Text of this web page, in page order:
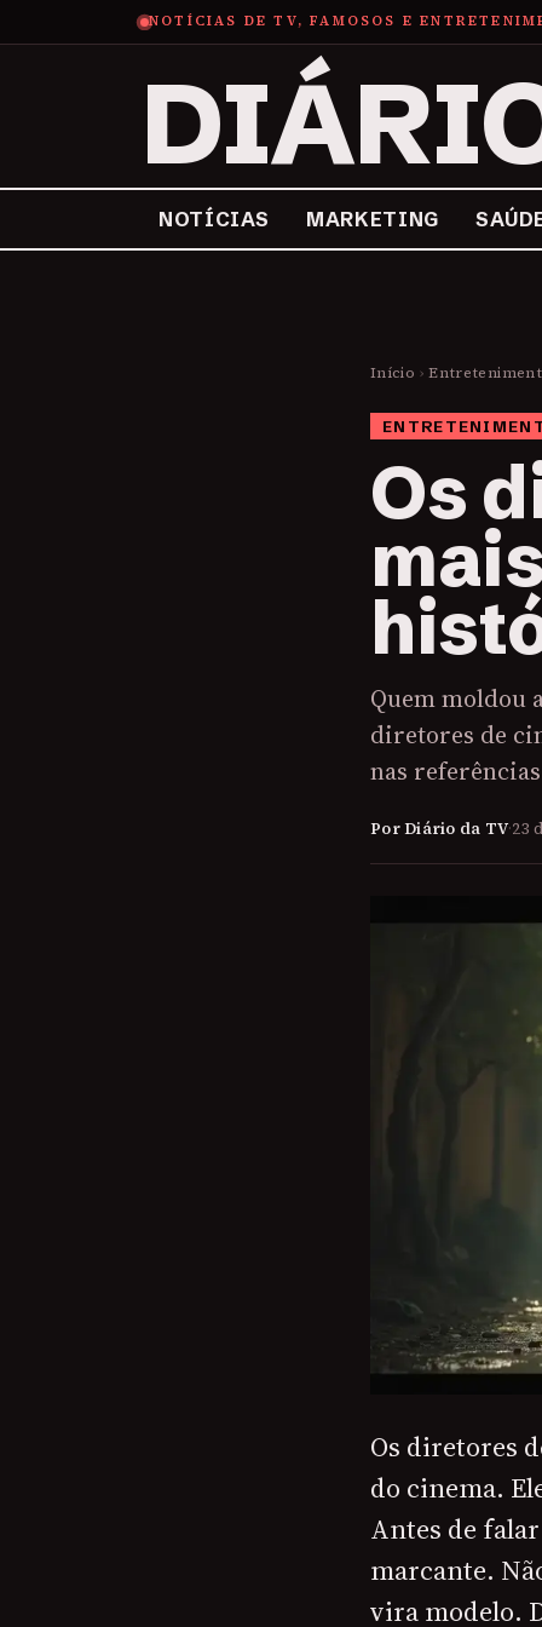
NOTÍCIAS DE TV, FAMOSOS E
NOTÍCIAS MARKETING
Início ›
Os
Quem moldou
diretores de
nas
Por Diário da TV·23
Os diretores
do cinema.
Antes de
marcante.
vira modelo.